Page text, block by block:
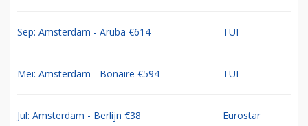
Sep: Amsterdam - Aruba €614 TUI
Mei: Amsterdam - Bonaire €594 TUI
Jul: Amsterdam - Berlijn €38 Eurostar